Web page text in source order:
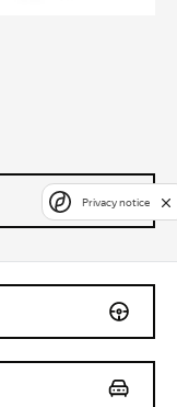
Privacy notice